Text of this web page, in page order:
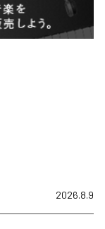
2026.8.9